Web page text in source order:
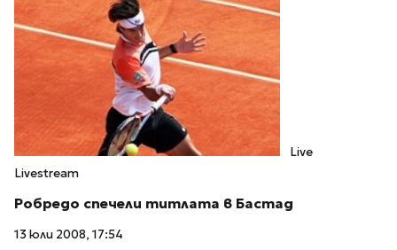
Live
Livestream
Робредо спечели титлата в Бастад
13 юли 2008, 17:54